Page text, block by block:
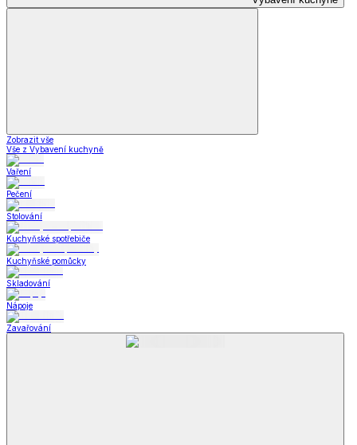
Zobrazit vše
Vše z Vybavení kuchyně
Vaření
Pečení
Stolování
Kuchyňské spotřebiče
Kuchyňské pomůcky
Skladování
Nápoje
Zavařování